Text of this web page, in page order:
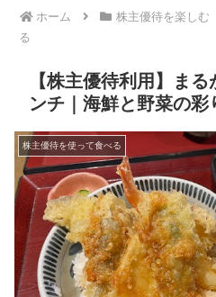
ホーム 株主優待を楽しむ
る
【株主優待利用】ま
ンチ｜海鮮と野菜の彩
株主優待を使って食べる